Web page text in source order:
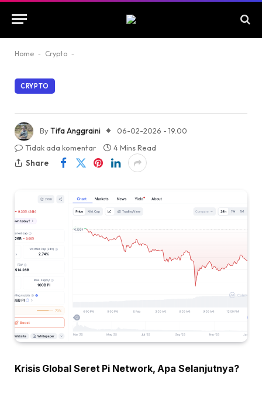
Home - Crypto -
CRYPTO
ByTifa Anggraini
06-02-2026 - 19.00
Tidak ada komentar
4 Mins Read
Share
Krisis Global Seret Pi Network, Apa Selanjutnya?